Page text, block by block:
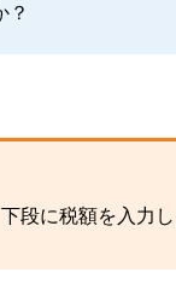
？
段に税額を入力し